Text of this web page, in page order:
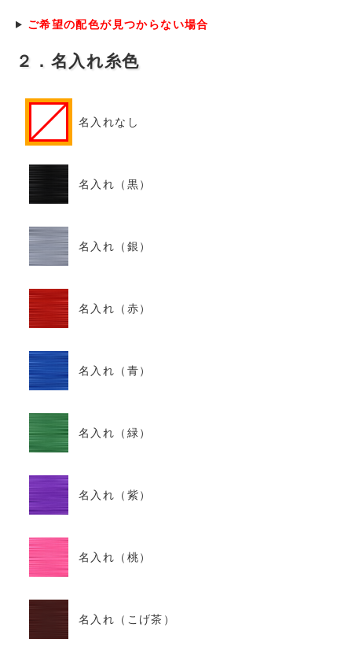
ご希望の配色が見つからない場合
２．名入れ糸色
名入れなし
名入れ（黒）
名入れ（銀）
名入れ（赤）
名入れ（青）
名入れ（緑）
名入れ（紫）
名入れ（桃）
名入れ（こげ茶）